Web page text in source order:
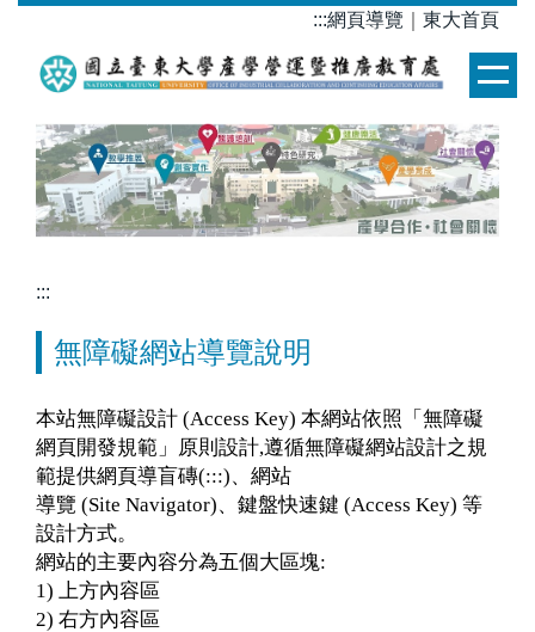
:::網頁導覽 東大首頁
:::
無障礙網站導覽說明
本站無障礙設計 (Access Key) 本網站依照「無障礙
網頁開發規範」原則設計,遵循無障礙網站設計之規
範提供網頁導盲磚(:::)、網站
導覽 (Site Navigator)、鍵盤快速鍵 (Access Key) 等
設計方式。
網站的主要內容分為五個大區塊:
1) 上方內容區
2) 右方內容區